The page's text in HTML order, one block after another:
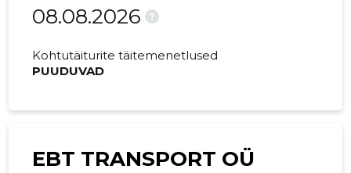
08.08.2026
?
Kohtutäiturite täitemenetlused
PUUDUVAD
EBT TRANSPORT OÜ